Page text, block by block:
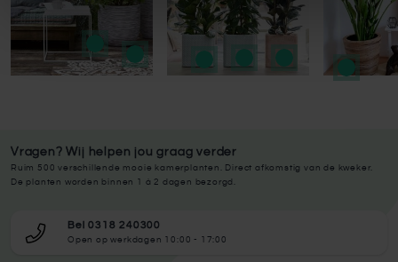
Vragen? Wij helpen jou graag verder
Ruim 500 verschillende mooie kamerplanten. Direct afkomstig van de kweker.
De planten worden binnen 1 à 2 dagen bezorgd.
Bel 0318 240300
Open op werkdagen 10:00 - 17:00